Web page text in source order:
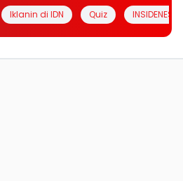
Iklanin di IDN Quiz INSIDENESIA